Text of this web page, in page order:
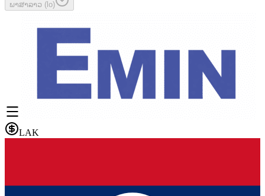
ພາສາລາວ (lo)
LAK